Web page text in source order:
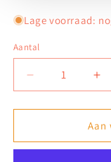
Lage voorraad:
Aantal
Aantal
verlagen
voor
White
Aan